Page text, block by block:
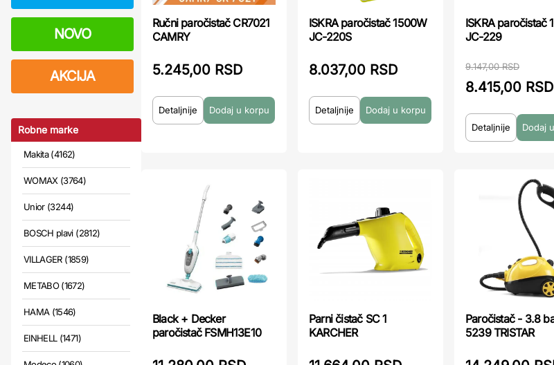
NOVO
AKCIJA
Robne marke
Makita (4162)
WOMAX (3764)
Unior (3244)
BOSCH plavi (2812)
VILLAGER (1859)
METABO (1672)
HAMA (1546)
EINHELL (1471)
Ručni paročistač CR7021
CAMRY
5.245,00 RSD
Detaljnije
ISKRA paročistač 1500W
JC-220S
8.037,00 RSD
Detaljnije
ISKRA paročistač
JC-229
9.147,00 RSD
8.415,00 RSD
Detaljnije
Black + Decker
paročistač FSMH13E10
Parni čistač SC 1
KARCHER
Paročistač - 3.8
5239 TRISTAR